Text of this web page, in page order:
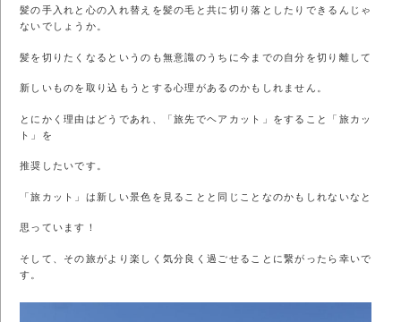
髪の手入れと心の入れ替えを髪の毛と共に切り落としたりできるんじゃ
ないでしょうか。
髪を切りたくなるというのも無意識のうちに今までの自分を切り離して
新しいものを取り込もうとする心理があるのかもしれません。
とにかく理由はどうであれ、「旅先でヘアカット」をすること「旅カッ
ト」を
推奨したいです。
「旅カット」は新しい景色を見ることと同じことなのかもしれないなと
思っています！
そして、その旅がより楽しく気分良く過ごせることに繋がったら幸いで
す。